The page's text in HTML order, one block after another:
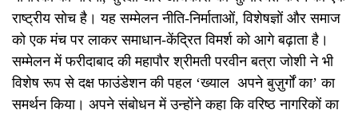
राष्ट्रीय सोच है। यह सम्मेलन नीति-निर्माताओं, विशेषज्ञों और समाज
को एक मंच पर लाकर समाधान-केंद्रित विमर्श को आगे बढ़ाता है।
सम्मेलन में फरीदाबाद की महापौर श्रीमती परवीन बत्रा जोशी ने भी
विशेष रूप से दक्ष फाउंडेशन की पहल ‘ख्याल अपने बुज़ुर्गों का’ का
समर्थन किया। अपने संबोधन में उन्होंने कहा कि वरिष्ठ नागरिकों का